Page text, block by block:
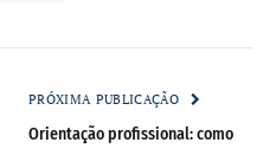
PRÓXIMA PUBLICAÇÃO
Orientação profissional: como